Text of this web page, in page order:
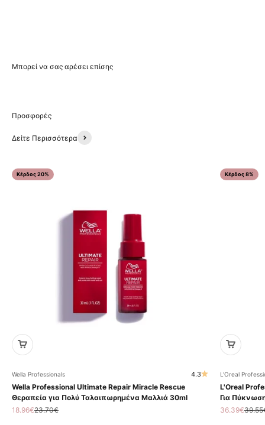
Δείτε Περισσότερα
Κέρδος 20%
Wella Professionals 4.3
Wella Professional Ultimate Repair Miracle Rescue
Θεραπεία για Πολύ Ταλαιπωρημένα Μαλλιά 30ml
Τιμή πώλησης
18.96€Κανονική τιμή
23.70€
Κέρδος 8%
L'Oreal
L'Oreal
Για
Τιμή
36.39€